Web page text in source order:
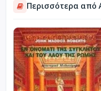
Περισσότερα από